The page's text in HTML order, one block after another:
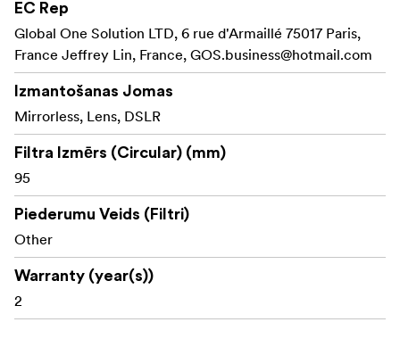
objektīvos, nodrošinot asus, skaidrus attēlus bez
malu izkropļojumiem.
kodēts rokturis, kas atvieglo identifikāciju un ātru
piekļuvi vajadzīgajam filtram.
Paplašiniet savas radošās iespējas ar NiSi JETMAG
filtriem — izstrādātiem ātrumam, precizitātei un
izturībai.
Komplektācijā:
EC Rep
Global One Solution LTD, 6 rue d'Armaillé 75017 Paris,
France Jeffrey Lin, France, GOS.business@hotmail.com
Izmantošanas Jomas
Mirrorless, Lens, DSLR
Filtra Izmērs (Circular) (mm)
95
Piederumu Veids (Filtri)
Other
Warranty (year(s))
2